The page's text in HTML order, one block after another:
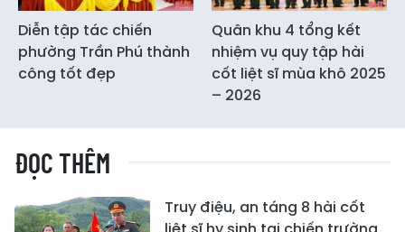
Diễn tập tác chiến
phường Trần Phú thành
công tốt đẹp
Quân khu 4 tổng kết
nhiệm vụ quy tập hài
cốt liệt sĩ mùa khô 2025
– 2026
ĐỌC THÊM
Truy điệu, an táng 8 hài cốt